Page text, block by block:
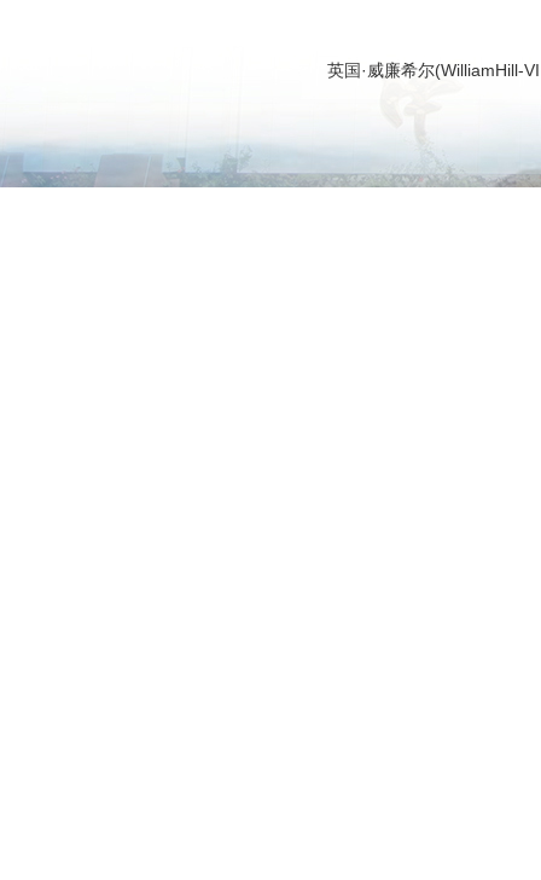
英国·威廉希尔(WilliamHill-